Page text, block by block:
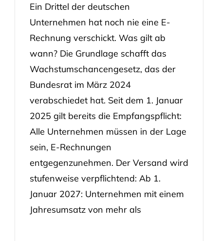
Ein Drittel der deutschen
Unternehmen hat noch nie eine E-
Rechnung verschickt. Was gilt ab
wann? Die Grundlage schafft das
Wachstumschancengesetz, das der
Bundesrat im März 2024
verabschiedet hat. Seit dem 1. Januar
2025 gilt bereits die Empfangspflicht:
Alle Unternehmen müssen in der Lage
sein, E-Rechnungen
entgegenzunehmen. Der Versand wird
stufenweise verpflichtend: Ab 1.
Januar 2027: Unternehmen mit einem
Jahresumsatz von mehr als